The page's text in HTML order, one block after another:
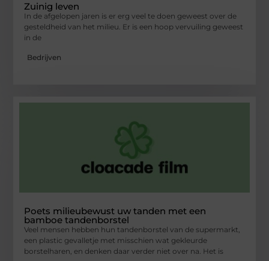
Zuinig leven
In de afgelopen jaren is er erg veel te doen geweest over de
gesteldheid van het milieu. Er is een hoop vervuiling geweest
in de
Bedrijven
Poets milieubewust uw tanden met een
bamboe tandenborstel
Veel mensen hebben hun tandenborstel van de supermarkt,
een plastic gevalletje met misschien wat gekleurde
borstelharen, en denken daar verder niet over na. Het is